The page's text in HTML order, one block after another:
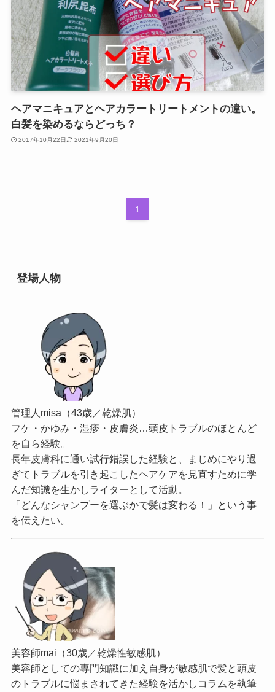
ヘアマニキュアとヘアカラートリートメントの違い。
白髪を染めるならどっち？
2017年10月22日 2021年9月20日
1
登場人物
管理人misa（43歳／乾燥肌）
フケ・かゆみ・湿疹・皮膚炎…頭皮トラブルのほとんど
を自ら経験。
長年皮膚科に通い試行錯誤した経験と、まじめにやり過
ぎてトラブルを引き起こしたヘアケアを見直すために学
んだ知識を生かしライターとして活動。
「どんなシャンプーを選ぶかで髪は変わる！」という事
を伝えたい。
美容師mai（30歳／乾燥性敏感肌）
美容師としての専門知識に加え自身が敏感肌で髪と頭皮
のトラブルに悩まされてきた経験を活かしコラムを執筆